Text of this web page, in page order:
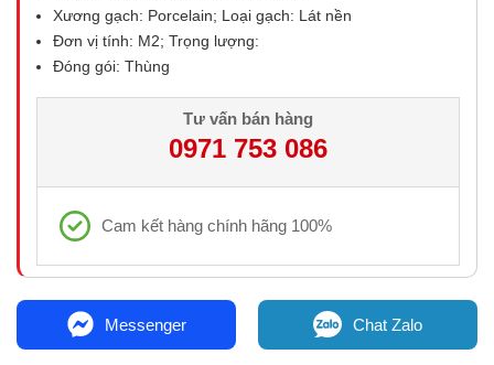
Xương gạch: Porcelain; Loại gạch: Lát nền
Đơn vị tính: M2; Trọng lượng:
Đóng gói: Thùng
Tư vấn bán hàng
0971 753 086
Cam kết hàng chính hãng 100%
Messenger Chat Zalo